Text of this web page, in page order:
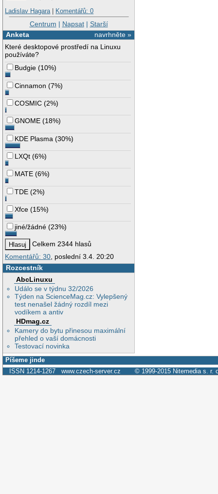
Ladislav Hagara| Komentářů: 0
Centrum | Napsat| Starší
navrhněte »
Anketa
Které desktopové prostředí na Linuxu
používáte?
Budgie (10%)
Cinnamon (7%)
COSMIC (2%)
GNOME (18%)
KDE Plasma (30%)
LXQt (6%)
MATE (6%)
TDE (2%)
Xfce (15%)
jiné/žádné (23%)
Celkem 2344 hlasů
Komentářů: 30 , poslední 3.4. 20:20
Rozcestník
AbcLinuxu
Událo se v týdnu 32/2026
Týden na ScienceMag.cz: Vylepšený
test nenašel žádný rozdíl mezi
vodíkem a antiv
HDmag.cz
Kamery do bytu přinesou maximální
přehled o vaší domácnosti
Testovací novinka
Píšeme jinde
ISSN 1214-1267 www.czech-server.cz © 1999-2015 Nitemedia s. r.